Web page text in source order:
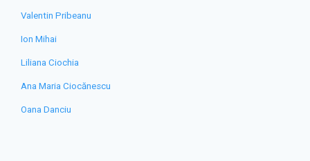
Valentin Pribeanu
Ion Mihai
Liliana Ciochia
Ana Maria Ciocănescu
Oana Danciu